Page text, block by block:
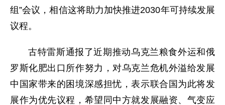
组”会议，相信这将助力加快推进2030年可持续发展
议程。
古特雷斯通报了近期推动乌克兰粮食外运和俄
罗斯化肥出口所作努力，对乌克兰危机外溢给发展
中国家带来的困境深感担忧，表示联合国为此将发
展作为优先议程，希望同中方就发展融资、气变应